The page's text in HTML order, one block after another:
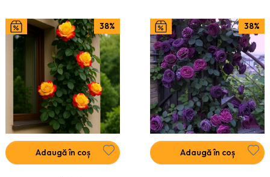
38%
Adaugă în coș
38%
Adaugă în coș